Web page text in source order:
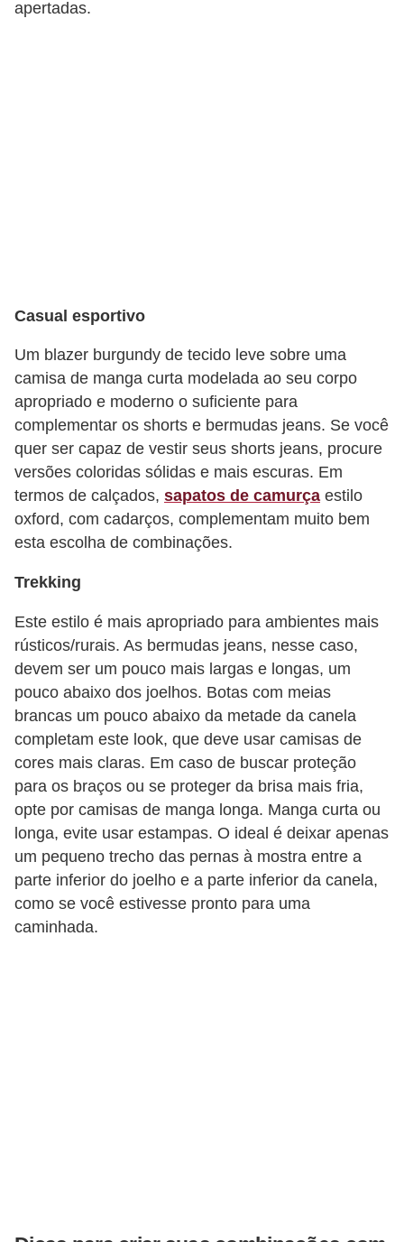
apertadas.
Casual esportivo
Um blazer burgundy de tecido leve sobre uma
camisa de manga curta modelada ao seu corpo
apropriado e moderno o suficiente para
complementar os shorts e bermudas jeans. Se você
quer ser capaz de vestir seus shorts jeans, procure
versões coloridas sólidas e mais escuras. Em
termos de calçados, sapatos de camurça estilo
oxford, com cadarços, complementam muito bem
esta escolha de combinações.
Trekking
Este estilo é mais apropriado para ambientes mais
rústicos/rurais. As bermudas jeans, nesse caso,
devem ser um pouco mais largas e longas, um
pouco abaixo dos joelhos. Botas com meias
brancas um pouco abaixo da metade da canela
completam este look, que deve usar camisas de
cores mais claras. Em caso de buscar proteção
para os braços ou se proteger da brisa mais fria,
opte por camisas de manga longa. Manga curta ou
longa, evite usar estampas. O ideal é deixar apenas
um pequeno trecho das pernas à mostra entre a
parte inferior do joelho e a parte inferior da canela,
como se você estivesse pronto para uma
caminhada.
f
i
s
P
é
e
m
o
s
R
o
u
p
a
s
e
a
c
e
s
e